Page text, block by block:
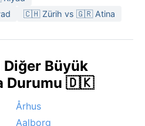
🇨🇭 Zürih vs 🇬🇷 Atina
Büyük
Durumu 🇩🇰
Århus
Aalborg